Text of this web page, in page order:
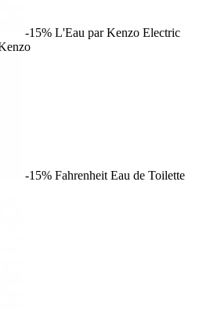
-15% L'Eau par Kenzo Electric
-15% Fahrenheit Eau de Toilette